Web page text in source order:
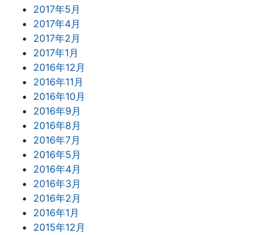
2017年5月
2017年4月
2017年2月
2017年1月
2016年12月
2016年11月
2016年10月
2016年9月
2016年8月
2016年7月
2016年5月
2016年4月
2016年3月
2016年2月
2016年1月
2015年12月